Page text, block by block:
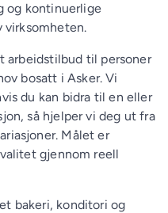
og kontinuerlige
virksomheten.
arbeidstilbud til personer
bosatt i Asker. Vi
du kan bidra til en eller
så hjelper vi deg ut fra
Målet er
gjennom reell
bakeri, konditori og